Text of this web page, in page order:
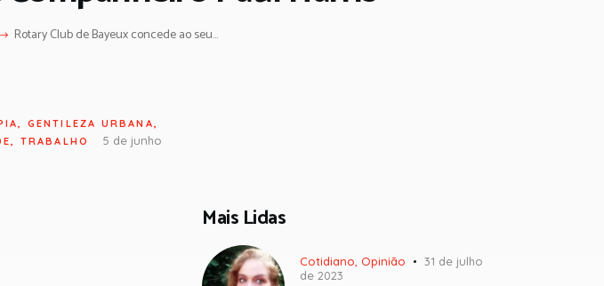
Rotary Club de Bayeux concede ao seu...
, GENTILEZA URBANA,
, TRABALHO
5 de junho
Mais Lidas
Cotidiano Opinião
31 de julho
de 2023